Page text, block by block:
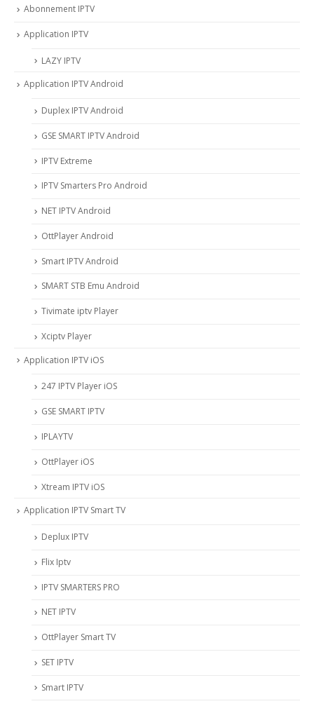
Abonnement IPTV
Application IPTV
LAZY IPTV
Application IPTV Android
Duplex IPTV Android
GSE SMART IPTV Android
IPTV Extreme
IPTV Smarters Pro Android
NET IPTV Android
OttPlayer Android
Smart IPTV Android
SMART STB Emu Android
Tivimate iptv Player
Xciptv Player
Application IPTV iOS
247 IPTV Player iOS
‎GSE SMART IPTV
IPLAYTV
OttPlayer iOS
Xtream IPTV iOS
Application IPTV Smart TV
Deplux IPTV
Flix Iptv
IPTV SMARTERS PRO
NET IPTV
OttPlayer Smart TV
SET IPTV
Smart IPTV